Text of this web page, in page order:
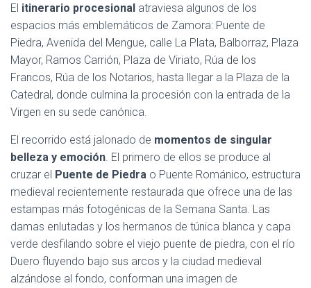
El itinerario procesional atraviesa algunos de los
espacios más emblemáticos de Zamora: Puente de
Piedra, Avenida del Mengue, calle La Plata, Balborraz, Plaza
Mayor, Ramos Carrión, Plaza de Viriato, Rúa de los
Francos, Rúa de los Notarios, hasta llegar a la Plaza de la
Catedral, donde culmina la procesión con la entrada de la
Virgen en su sede canónica.
El recorrido está jalonado de momentos de singular
belleza y emoción . El primero de ellos se produce al
cruzar el Puente de Piedra o Puente Románico, estructura
medieval recientemente restaurada que ofrece una de las
estampas más fotogénicas de la Semana Santa. Las
damas enlutadas y los hermanos de túnica blanca y capa
verde desfilando sobre el viejo puente de piedra, con el río
Duero fluyendo bajo sus arcos y la ciudad medieval
alzándose al fondo, conforman una imagen de